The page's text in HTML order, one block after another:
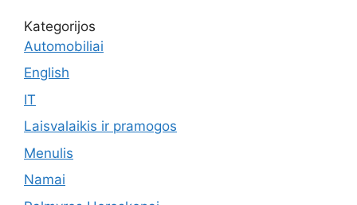
Kategorijos
Automobiliai
English
IT
Laisvalaikis ir pramogos
Menulis
Namai